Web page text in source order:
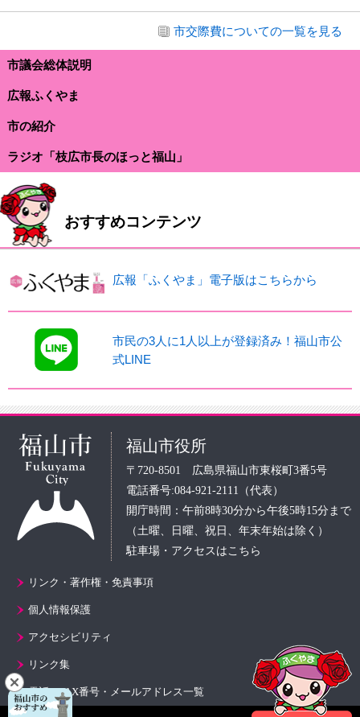
市交際費についての一覧を見る
市議会総体説明
広報ふくやま
市の紹介
ラジオ「枝広市長のほっと福山」
おすすめコンテンツ
広報「ふくやま」電子版はこちらから
市民の3人に1人以上が登録済み！福山市公
式LINE
福山市役所
〒720-8501 広島県福山市東桜町3番5号
電話番号:084-921-2111（代表）
開庁時間：午前8時30分から午後5時15分まで
（土曜、日曜、祝日、年末年始は除く）
駐車場・アクセスはこちら
リンク・著作権・免責事項
個人情報保護
アクセシビリティ
リンク集
電話・FAX番号・メールアドレス一覧